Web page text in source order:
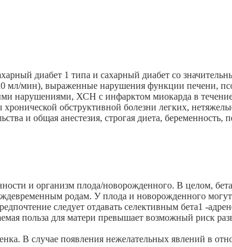
диабет 1 типа и сахарный диабет со
мл/мин), выраженные нарушения функции печени,
нарушениями, ХСН с инфарктом миокарда в
обструктивной болезни легких,
и общая анестезия, строгая диета, беременность,
и организм плода/новорожденного. В целом,
родам. У плода и новорожденного могут
следует отдавать селективным бета1 -
польза для матери превышает возможный риск
В случае появления нежелательных явлений в